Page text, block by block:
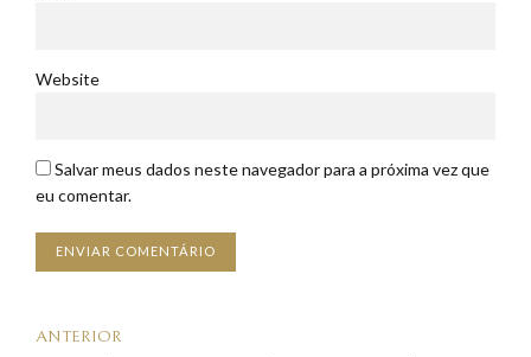
Website
Salvar meus dados neste navegador para a próxima vez que
eu comentar.
ENVIAR COMENTÁRIO
ANTERIOR